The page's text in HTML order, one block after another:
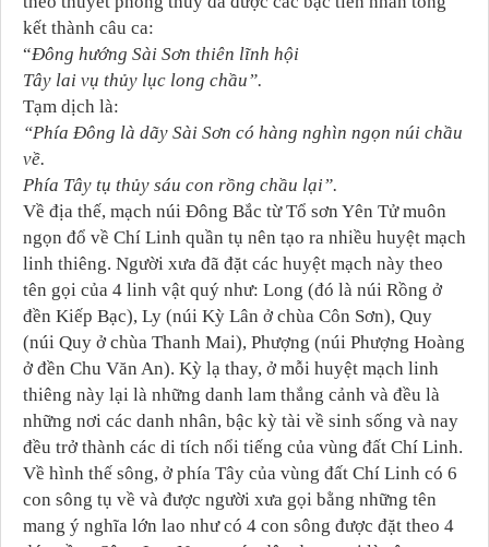
kết thành câu ca:
“Đông hướng Sài Sơn thiên lĩnh hội
Tây lai vụ thủy lục long chầu”.
Tạm dịch là:
“Phía Đông là dãy Sài Sơn có hàng nghìn ngọn núi chầu
về.
Phía Tây tụ thủy sáu con rồng chầu lại”.
Về địa thế, mạch núi Đông Bắc từ Tổ sơn Yên Tử muôn
ngọn đổ về Chí Linh quần tụ nên tạo ra nhiều huyệt mạch
linh thiêng. Người xưa đã đặt các huyệt mạch này theo
tên gọi của 4 linh vật quý như: Long (đó là núi Rồng ở
đền Kiếp Bạc), Ly (núi Kỳ Lân ở chùa Côn Sơn), Quy
(núi Quy ở chùa Thanh Mai), Phượng (núi Phượng Hoàng
ở đền Chu Văn An). Kỳ lạ thay, ở mỗi huyệt mạch linh
thiêng này lại là những danh lam thắng cảnh và đều là
những nơi các danh nhân, bậc kỳ tài về sinh sống và nay
đều trở thành các di tích nổi tiếng của vùng đất Chí Linh.
Về hình thế sông, ở phía Tây của vùng đất Chí Linh có 6
con sông tụ về và được người xưa gọi bằng những tên
mang ý nghĩa lớn lao như có 4 con sông được đặt theo 4